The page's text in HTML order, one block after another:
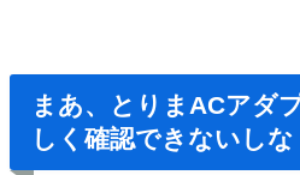
まあ、とりまACアダ
しく確認できないしな